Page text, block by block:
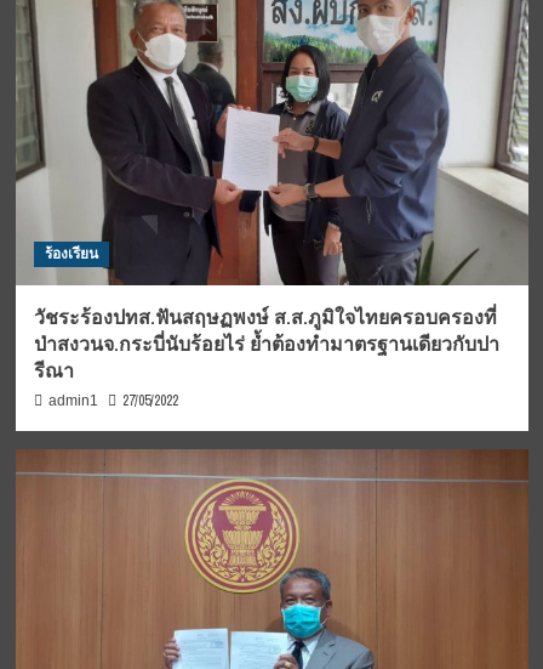
ร้องเรียน
วัชระร้องปทส.ฟันสฤษฏพงษ์ ส.ส.ภูมิใจไทยครอบครองที่
ป่าสงวนจ.กระบี่นับร้อยไร่ ย้ำต้องทำมาตรฐานเดียวกับปา
รีณา
admin1 27/05/2022